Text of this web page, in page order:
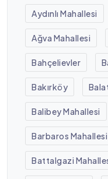
Aydınlı Mahallesi
Ağva Mahallesi
Bahçelievler
Bakırköy
Balibey Mahallesi
Barbaros Mahallesi
Battalgazi